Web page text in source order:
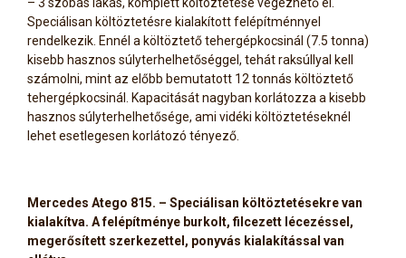
– 3 szobás lakás, komplett költöztetése végezhető el.
Speciálisan költöztetésre kialakított felépítménnyel
rendelkezik. Ennél a költöztető tehergépkocsinál (7.5 tonna)
kisebb hasznos súlyterhelhetőséggel, tehát raksúllyal kell
számolni, mint az előbb bemutatott 12 tonnás költöztető
tehergépkocsinál. Kapacitását nagyban korlátozza a kisebb
hasznos súlyterhelhetősége, ami vidéki költöztetéseknél
lehet esetlegesen korlátozó tényező.
Mercedes Atego 815. – Speciálisan költöztetésekre van
kialakítva. A felépítménye burkolt, filcezett lécezéssel,
megerősített szerkezettel, ponyvás kialakítással van